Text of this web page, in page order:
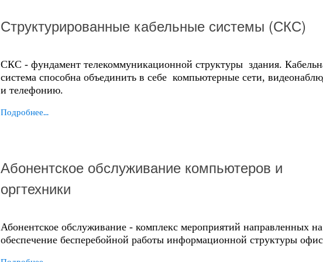
Структурированные кабельные системы (СКС)
СКС - фундамент телекоммуникационной структуры здания.
система способна объединить в себе компьютерные сети,
и телефонию.
Подробнее...
Абонентское обслуживание компьютеров и
оргтехники
Абонентское обслуживание - комплекс мероприятий направленных на
обеспечение бесперебойной работы информационной структуры